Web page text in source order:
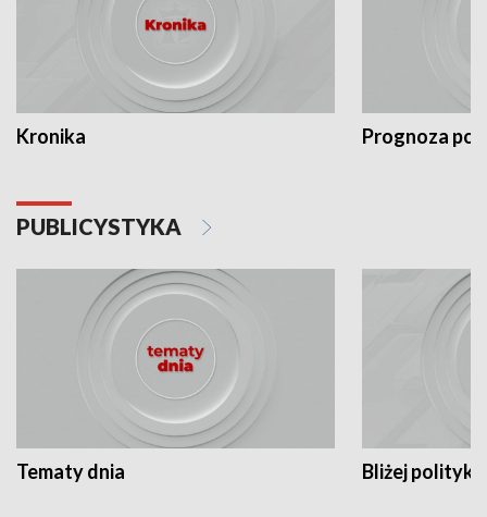
Kronika Prognoza
PUBLICYSTYKA
Tematy dnia Bliżej polityki